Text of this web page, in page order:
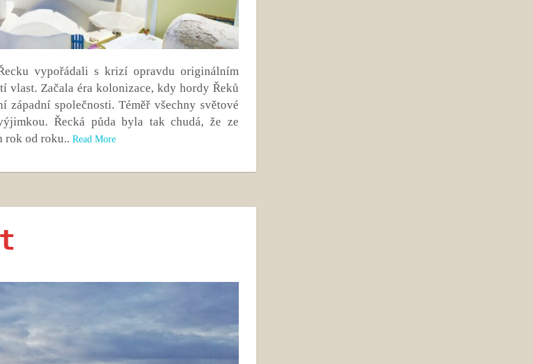
vypořádali s krizí opravdu originálním
vlast. Začala éra kolonizace, kdy hordy Řeků
společnosti. Téměř všechny světové
Řecká půda byla tak chudá, že ze
rok od roku.. Read More